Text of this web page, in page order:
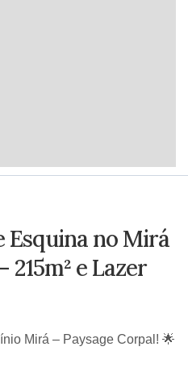
no Mirá
215m² e Lazer
Mirá – Paysage Corpal! 🌟